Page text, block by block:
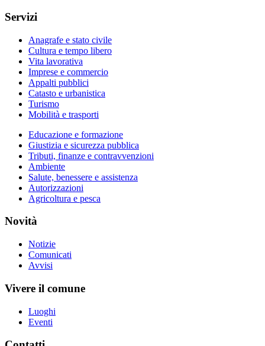
Servizi
Anagrafe e stato civile
Cultura e tempo libero
Vita lavorativa
Imprese e commercio
Appalti pubblici
Catasto e urbanistica
Turismo
Mobilità e trasporti
Educazione e formazione
Giustizia e sicurezza pubblica
Tributi, finanze e contravvenzioni
Ambiente
Salute, benessere e assistenza
Autorizzazioni
Agricoltura e pesca
Novità
Notizie
Comunicati
Avvisi
Vivere il comune
Luoghi
Eventi